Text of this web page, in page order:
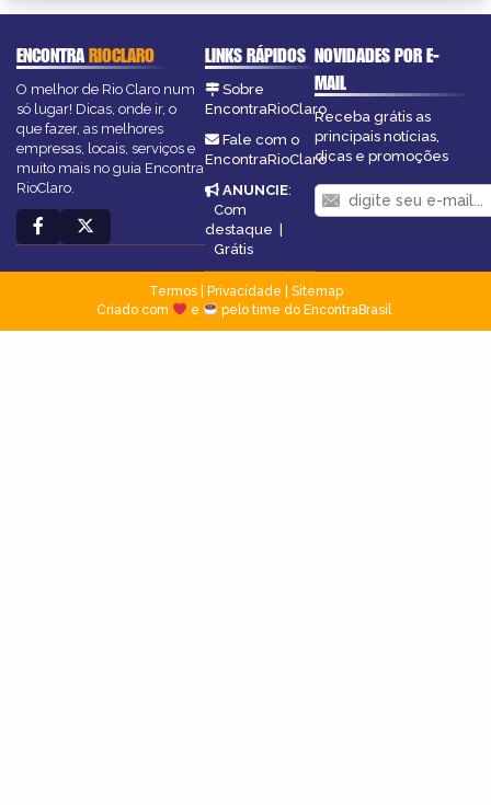
ENCONTRARIOCLARO
O melhor de Rio Claro num
só lugar! Dicas, onde ir, o
que fazer, as melhores
empresas, locais, serviços e
muito mais no guia Encontra
RioClaro.
LINKS RÁPIDOS
Sobre
EncontraRioClaro
Fale com o
EncontraRioClaro
ANUNCIE:
Com
destaque
Grátis
NOVIDADES POR E-
MAIL
Receba grátis as
principais notícias,
dicas e promoções
Termos| Privacidade
Sitemap
Criado com
e pelo time do EncontraBrasil